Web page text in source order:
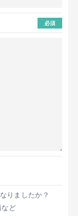
必須
りましたか？
ど